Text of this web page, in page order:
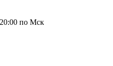
по Мск